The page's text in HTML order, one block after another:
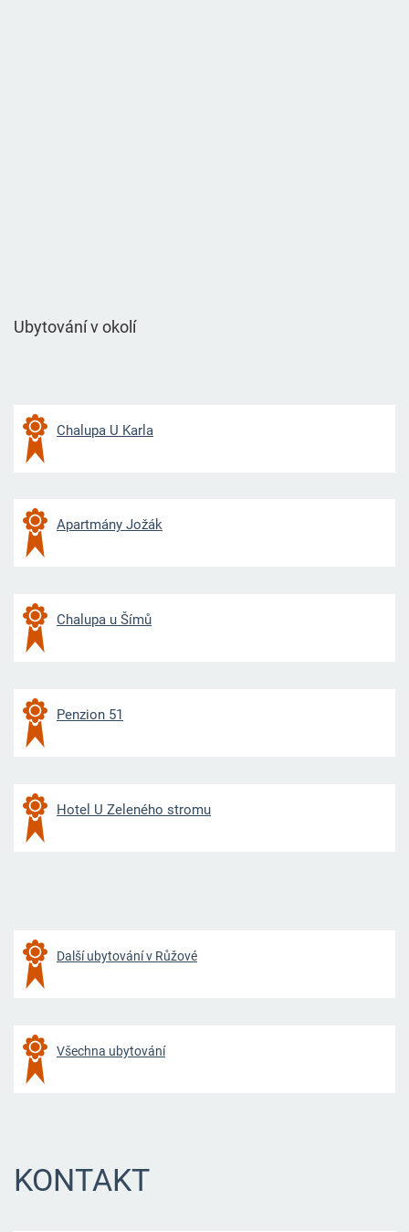
Ubytování v okolí
Chalupa U Karla
Apartmány Jožák
Chalupa u Šímů
Penzion 51
Hotel U Zeleného stromu
Další ubytování v Růžové
Všechna ubytování
KONTAKT